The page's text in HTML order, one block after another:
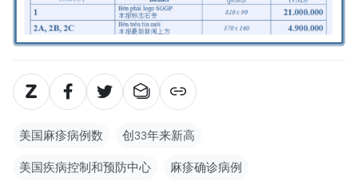
美国麻疹病例数 创33年来新高
美国疾病控制和预防中心 麻疹确诊病例